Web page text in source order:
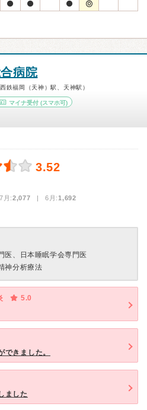
病院
鉄福岡（天神）駅、天神駅）
マイナ受付 (スマホ可)
3.52
月:2,077 | 6月:1,692
医、日本睡眠学会専門医
神分析療法
5.0
できました。
ました